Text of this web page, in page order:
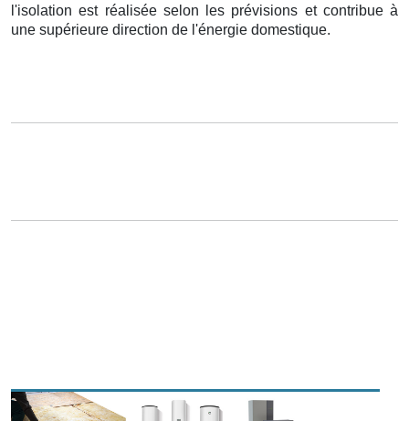
l'isolation est réalisée selon les prévisions et contribue à
une supérieure direction de l'énergie domestique.